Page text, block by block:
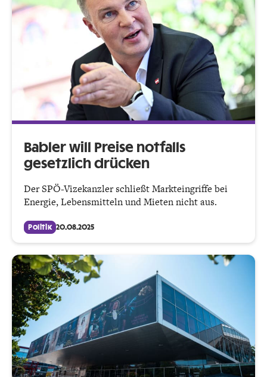
Babler will Preise notfalls
gesetzlich drücken
Der SPÖ-Vizekanzler schließt Markteingriffe bei
Energie, Lebensmitteln und Mieten nicht aus.
Politik 20.08.2025